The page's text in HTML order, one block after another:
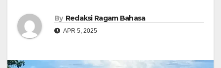
By Redaksi Ragam Bahasa
APR 5, 2025